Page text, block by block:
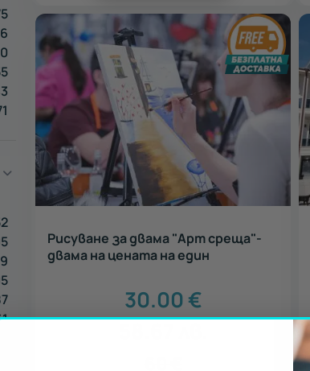
4
4
8
2
2
Рисуване за двама "Арт среща"-
двама на цената на един
30.00€